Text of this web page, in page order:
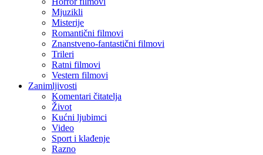
Mjuzikli
Misterije
Romantični filmovi
Znanstveno-fantastični filmovi
Trileri
Ratni filmovi
Vestern filmovi
Zanimljivosti
Komentari čitatelja
Život
Kućni ljubimci
Video
Sport i klađenje
Razno